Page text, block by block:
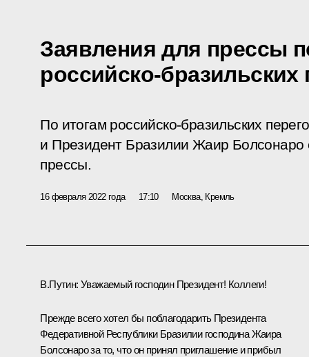
Заявления для прессы
российско-бразильских
По итогам российско-бразильских
и Президент Бразилии Жаир Болсонаро
прессы.
16 февраля 2022 года 17:10 Москва, Кремль
В.Путин: Уважаемый господин Президент! Коллеги!
Прежде всего хотел бы поблагодарить Президента
Федеративной Республики Бразилии господина Жаира
Болсонаро за то, что он принял приглашение и прибыл